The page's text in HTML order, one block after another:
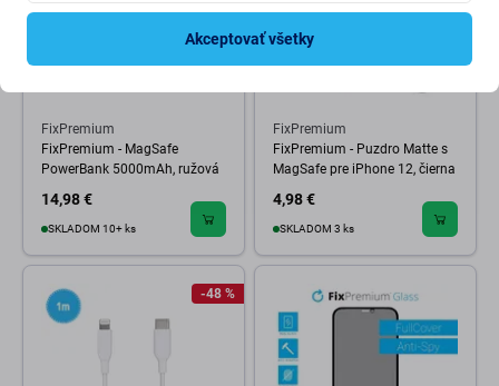
FixPremium
FixPremium - MagSafe
PowerBank 5000mAh, ružová
14,98 €
SKLADOM 10+ ks
FixPremium
FixPremium - Puzdro Matte s
MagSafe pre iPhone 12, čierna
4,98 €
SKLADOM 3 ks
-48 %
Akceptovať všetky